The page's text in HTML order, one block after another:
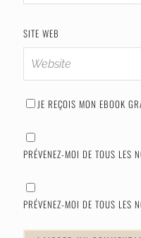
SITE WEB
JE REÇOIS MON EBOOK
PRÉVENEZ-MOI DE TOUS LES
PRÉVENEZ-MOI DE TOUS LES